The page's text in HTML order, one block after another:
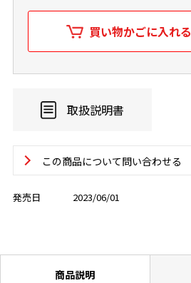
発売日 2023/06/01
買い物かごに入れる
この商品について問い合わせる
取扱説明書
商品説明